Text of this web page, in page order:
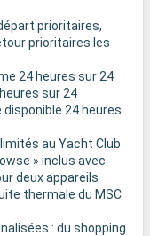
prioritaires,
prioritaires les
24 heures sur 24
sur 24
24 heures
au Yacht Club
» inclus avec
deux appareils
thermale du MSC
: du shopping